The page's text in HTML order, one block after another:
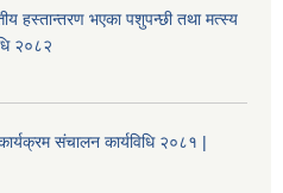
हस्तान्तरण भएका पशुपन्छी तथा मत्स्य
२०८२
संचालन कार्यविधि २०८१ |